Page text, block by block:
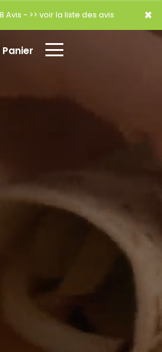
×
Avis - >> voir la liste des avis
Panier
×